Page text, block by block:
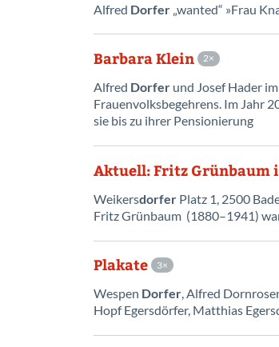
Alfred Dorfer „wanted“ »Frau
Barbara Klein 2
Alfred Dorfer und Josef Hader
Frauenvolksbegehrens. Im Jahr
sie bis zu ihrer Pensionierung
Aktuell: Fritz Grünbaum
Weikersdorfer Platz 1, 2500
Fritz Grünbaum (1880–1941)
Plakate 3
Wespen Dorfer, Alfred
Hopf Egersdörfer, Matthias